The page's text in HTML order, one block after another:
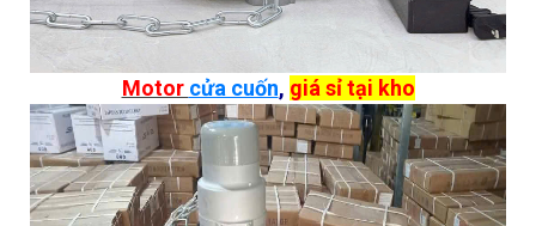
Motor cửa cuốn, giá sỉ tại kho